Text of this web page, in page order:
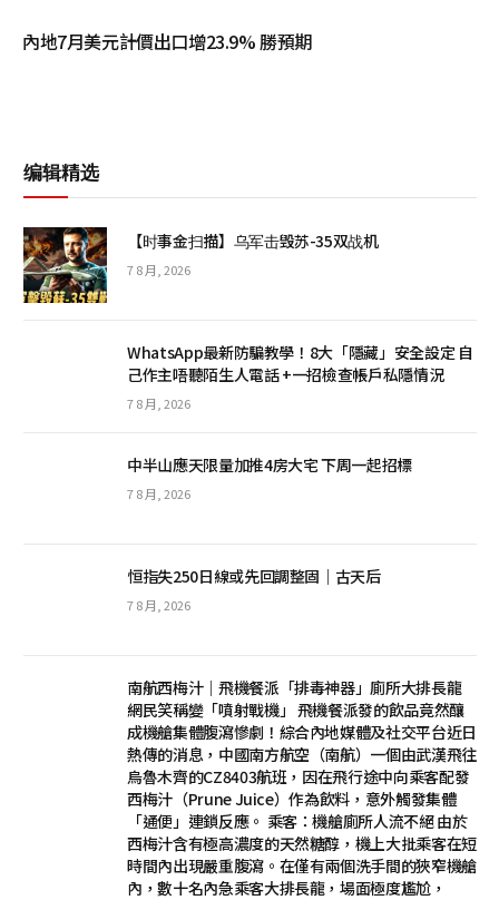
內地7月美元計價出口增23.9% 勝預期
编辑精选
【时事金扫描】乌军击毁苏-35双战机
7 8 月, 2026
WhatsApp最新防騙教學！8大「隱藏」安全設定 自
己作主唔聽陌生人電話 +一招檢查帳戶私隱情況
7 8 月, 2026
中半山應天限量加推4房大宅 下周一起招標
7 8 月, 2026
恒指失250日線或先回調整固｜古天后
7 8 月, 2026
南航西梅汁｜飛機餐派「排毒神器」廁所大排長龍
網民笑稱變「噴射戰機」 飛機餐派發的飲品竟然釀
成機艙集體腹瀉慘劇！綜合內地媒體及社交平台近日
熱傳的消息，中國南方航空（南航）一個由武漢飛往
烏魯木齊的CZ8403航班，因在飛行途中向乘客配發
西梅汁（Prune Juice）作為飲料，意外觸發集體
「通便」連鎖反應。 乘客：機艙廁所人流不絕 由於
西梅汁含有極高濃度的天然糖醇，機上大批乘客在短
時間內出現嚴重腹瀉。在僅有兩個洗手間的狹窄機艙
內，數十名內急乘客大排長龍，場面極度尷尬，